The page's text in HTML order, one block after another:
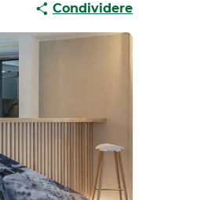
Condividere